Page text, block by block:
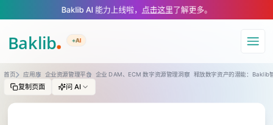
A Markdown version of this page is available at https://
Baklib AI 能力上线啦， 点击这里了解更多。
+AI
导航
首页 应用库 企业资源管理平台 企业 DAM、ECM 数字资源管理洞察 释放数字资产的潜能：Baklib
复制页面 问 AI